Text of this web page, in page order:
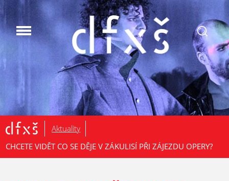
.
Aktuality
CHCETE VIDĚT CO SE DĚJE V ZÁKULISÍ PŘI ZÁJEZDU OPERY?